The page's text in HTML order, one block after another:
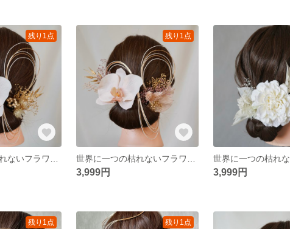
残り1点 残り1点
3,999円 3,999円
残り1点 残り1点